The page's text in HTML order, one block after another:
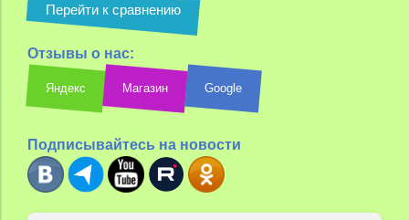
Перейти к сравнению
Отзывы о нас:
Яндекс Магазин Google
Подписывайтесь на новости